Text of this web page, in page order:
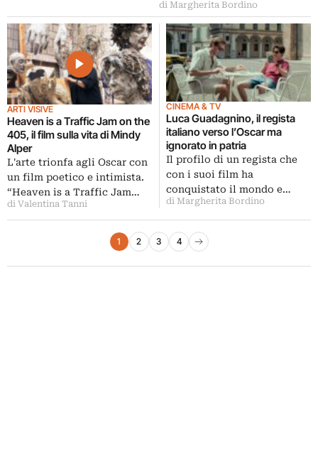
di Margherita Bordino
ARTI VISIVE
Heaven is a Traffic Jam on the
405, il film sulla vita di Mindy
Alper
L'arte trionfa agli Oscar con
un film poetico e intimista.
“Heaven is a Traffic Jam…
di Valentina Tanni
CINEMA & TV
Luca Guadagnino, il regista
italiano verso l’Oscar ma
ignorato in patria
Il profilo di un regista che
con i suoi film ha
conquistato il mondo e…
di Margherita Bordino
Paginazione degli articoli
1 2 3 4
Pagina successiva